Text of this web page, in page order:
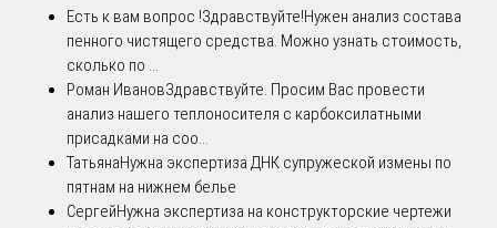
Есть к вам вопрос !Здравствуйте!Нужен анализ состава
пенного чистящего средства. Можно узнать стоимость,
сколько по ...
Роман ИвановЗдравствуйте. Просим Вас провести
анализ нашего теплоносителя с карбоксилатными
присадками на соо...
ТатьянаНужна экспертиза ДНК супружеской измены по
пятнам на нижнем белье
СергейНужна экспертиза на конструкторские чертежи